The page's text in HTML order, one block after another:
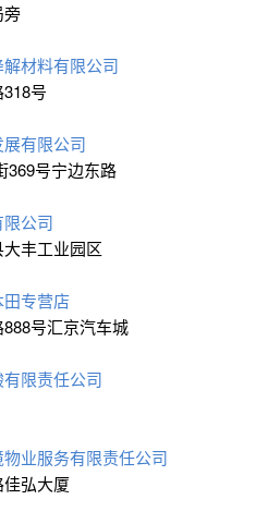
旁
材料有限公司
号
有限公司
369号宁边东路
公司
丰工业园区
专营店
号汇京汽车城
限责任公司
业服务有限责任公司
弘大厦